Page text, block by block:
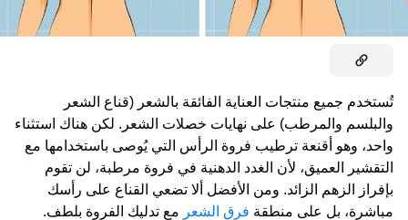
تُستخدم جميع منتجات العناية الفائقة بالشعر (قناع الشعر
والبلسم والمرطب) على نهايات خصلات الشعر. لكن هناك استثناء
واحد، وهو أقنعة ترطيب فروة الرأس التي يُوصى باستخدامها مع
التقشير العميق، لأن الغدد الدهنية في فروة مرطبة، لن تقوم
بإفراز الزهم الزائد. ومن الأفضل ألا تضعي القناع على رأسك
مباشرة، بل على منطقة فرق الشعر مع تدليك الفروة بلطف.